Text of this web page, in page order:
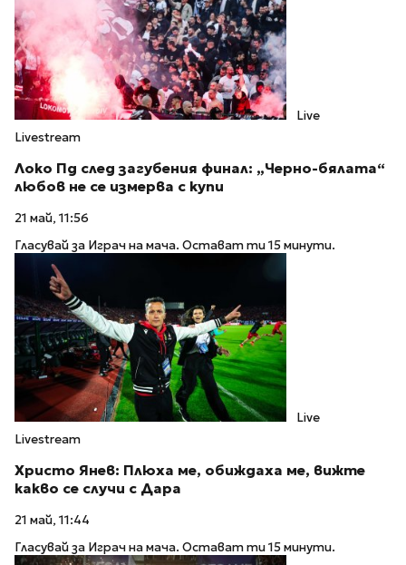
Live
Livestream
Локо Пд след загубения финал: „Черно-бялата“
любов не се измерва с купи
21 май, 11:56
Гласувай за Играч на мача. Остават ти 15 минути.
Live
Livestream
Христо Янев: Плюха ме, обиждаха ме, вижте
какво се случи с Дара
21 май, 11:44
Гласувай за Играч на мача. Остават ти 15 минути.